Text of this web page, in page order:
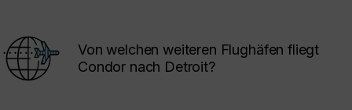
Von welchen weiteren Flughäfen fliegt
Condor nach Detroit?